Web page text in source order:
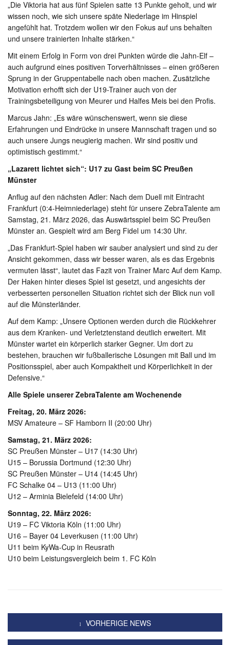
„Die Viktoria hat aus fünf Spielen satte 13 Punkte geholt, und wir
wissen noch, wie sich unsere späte Niederlage im Hinspiel
angefühlt hat. Trotzdem wollen wir den Fokus auf uns behalten
und unsere trainierten Inhalte stärken.“
Mit einem Erfolg in Form von drei Punkten würde die Jahn-Elf –
auch aufgrund eines positiven Torverhältnisses – einen größeren
Sprung in der Gruppentabelle nach oben machen. Zusätzliche
Motivation erhofft sich der U19-Trainer auch von der
Trainingsbeteiligung von Meurer und Halfes Meis bei den Profis.
Marcus Jahn: „Es wäre wünschenswert, wenn sie diese
Erfahrungen und Eindrücke in unsere Mannschaft tragen und so
auch unsere Jungs neugierig machen. Wir sind positiv und
optimistisch gestimmt.“
„Lazarett lichtet sich“: U17 zu Gast beim SC Preußen
Münster
Anflug auf den nächsten Adler: Nach dem Duell mit Eintracht
Frankfurt (0:4-Heimniederlage) steht für unsere ZebraTalente am
Samstag, 21. März 2026, das Auswärtsspiel beim SC Preußen
Münster an. Gespielt wird am Berg Fidel um 14:30 Uhr.
„Das Frankfurt-Spiel haben wir sauber analysiert und sind zu der
Ansicht gekommen, dass wir besser waren, als es das Ergebnis
vermuten lässt“, lautet das Fazit von Trainer Marc Auf dem Kamp.
Der Haken hinter dieses Spiel ist gesetzt, und angesichts der
verbesserten personellen Situation richtet sich der Blick nun voll
auf die Münsterländer.
Auf dem Kamp: „Unsere Optionen werden durch die Rückkehrer
aus dem Kranken- und Verletztenstand deutlich erweitert. Mit
Münster wartet ein körperlich starker Gegner. Um dort zu
bestehen, brauchen wir fußballerische Lösungen mit Ball und im
Positionsspiel, aber auch Kompaktheit und Körperlichkeit in der
Defensive.“
Alle Spiele unserer ZebraTalente am Wochenende
Freitag, 20. März 2026:
MSV Amateure – SF Hamborn II (20:00 Uhr)
Samstag, 21. März 2026:
SC Preußen Münster – U17 (14:30 Uhr)
U15 – Borussia Dortmund (12:30 Uhr)
SC Preußen Münster – U14 (14:45 Uhr)
FC Schalke 04 – U13 (11:00 Uhr)
U12 – Arminia Bielefeld (14:00 Uhr)
Sonntag, 22. März 2026:
U19 – FC Viktoria Köln (11:00 Uhr)
U16 – Bayer 04 Leverkusen (11:00 Uhr)
U11 beim KyWa-Cup in Reusrath
U10 beim Leistungsvergleich beim 1. FC Köln
VORHERIGE NEWS